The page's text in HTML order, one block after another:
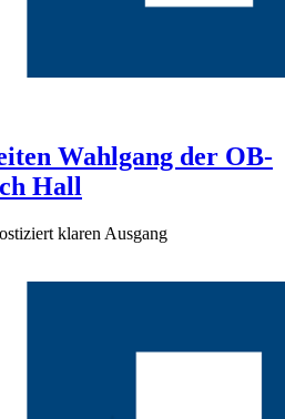
Wahlgang der OB-
Hall
klaren Ausgang